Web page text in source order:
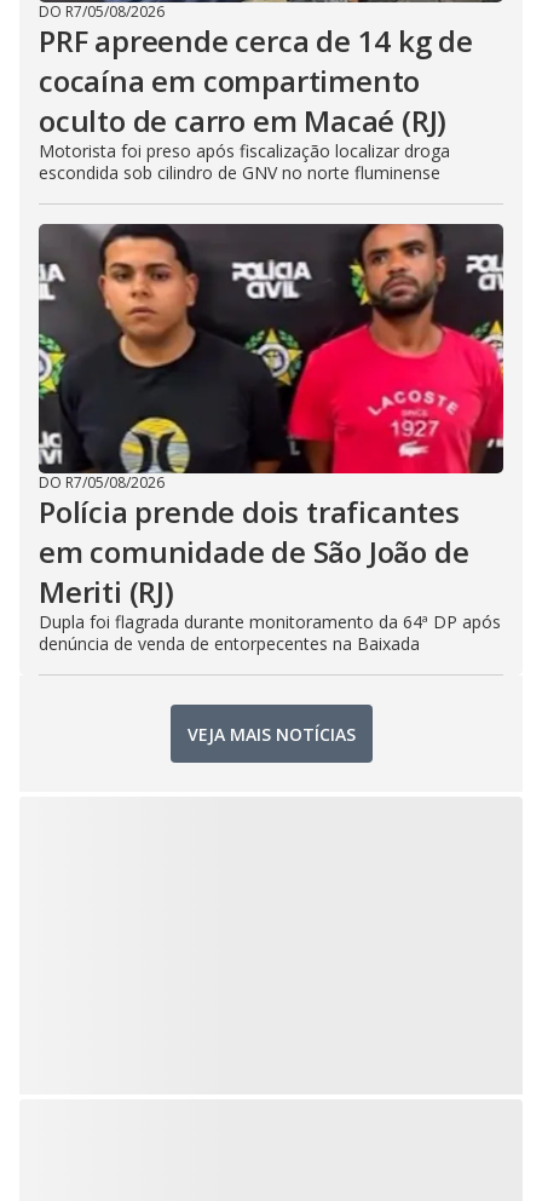
DO R7/05/08/2026
PRF apreende cerca de 14 kg de
cocaína em compartimento
oculto de carro em Macaé (RJ)
Motorista foi preso após fiscalização localizar droga
escondida sob cilindro de GNV no norte fluminense
DO R7/05/08/2026
Polícia prende dois traficantes
em comunidade de São João de
Meriti (RJ)
Dupla foi flagrada durante monitoramento da 64ª DP após
denúncia de venda de entorpecentes na Baixada
VEJA MAIS NOTÍCIAS